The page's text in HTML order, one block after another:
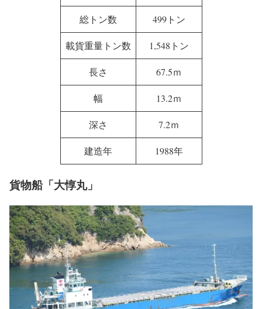
総トン数 499トン
載貨重量トン数 1,548トン
長さ 67.5ｍ
幅 13.2ｍ
深さ 7.2ｍ
建造年 1988年
貨物船「大惇丸」